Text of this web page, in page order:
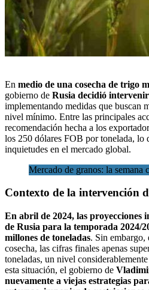
En medio de una cosecha de trigo
gobierno de Rusia decidió
implementando medidas que buscan
nivel mínimo. Entre las principales
recomendación hecha a los
los 250 dólares FOB por tonelada, lo
inquietudes en el mercado global.
Mercado de granos: la semana
Contexto de la intervención
En abril de 2024, las proyecciones
de Rusia para la temporada 2024/
millones de toneladas. Sin embargo,
cosecha, las cifras finales apenas
toneladas, un nivel
esta situación, el gobierno de
nuevamente a viejas estrategias